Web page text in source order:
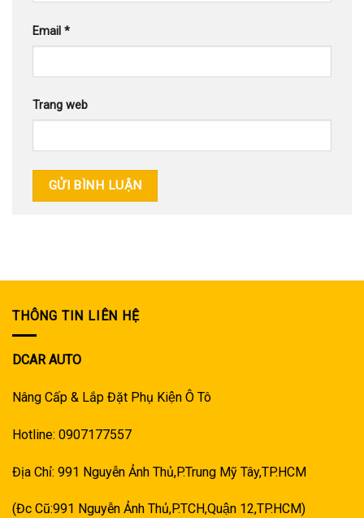
Email *
Trang web
THÔNG TIN LIÊN HỆ
DCAR AUTO
Nâng Cấp & Lắp Đặt Phụ Kiện Ô Tô
Hotline: 0907177557
Địa Chỉ: 991 Nguyễn Ảnh Thủ,P.Trung Mỹ Tây,TP.HCM
(Đc Cũ:991 Nguyễn Ảnh Thủ,P.TCH,Quận 12,TP.HCM)